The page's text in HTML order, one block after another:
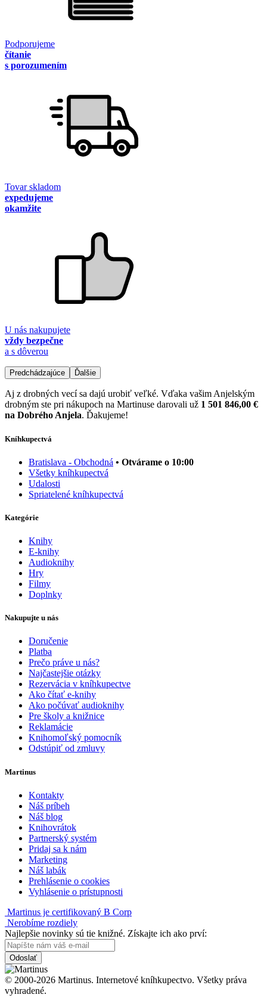
Podporujeme
čítanie
s porozumením
Tovar skladom
expedujeme
okamžite
U nás nakupujete
vždy bezpečne
a s dôverou
Predchádzajúce Ďalšie
Aj z drobných vecí sa dajú urobiť veľké. Vďaka vašim Anjelským
drobným ste pri nákupoch na Martinuse darovali už 1 501 846,00 €
na Dobrého Anjela. Ďakujeme!
Kníhkupectvá
Bratislava - Obchodná • Otvárame o 10:00
Všetky kníhkupectvá
Udalosti
Spriatelené kníhkupectvá
Kategórie
Knihy
E-knihy
Audioknihy
Hry
Filmy
Doplnky
Nakupujte u nás
Doručenie
Platba
Prečo práve u nás?
Najčastejšie otázky
Rezervácia v kníhkupectve
Ako čítať e-knihy
Ako počúvať audioknihy
Pre školy a knižnice
Reklamácie
Knihomoľský pomocník
Odstúpiť od zmluvy
Martinus
Kontakty
Náš príbeh
Náš blog
Knihovrátok
Partnerský systém
Pridaj sa k nám
Marketing
Náš labák
Prehlásenie o cookies
Vyhlásenie o prístupnosti
Martinus je certifikovaný B Corp
Nerobíme rozdiely
Najlepšie novinky sú tie knižné. Získajte ich ako prví:
Odoslať
© 2000-2026 Martinus. Internetové kníhkupectvo. Všetky práva
vyhradené.